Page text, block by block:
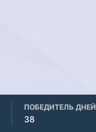
ПОБЕДИТЕЛЬ ДНЕЙ
38